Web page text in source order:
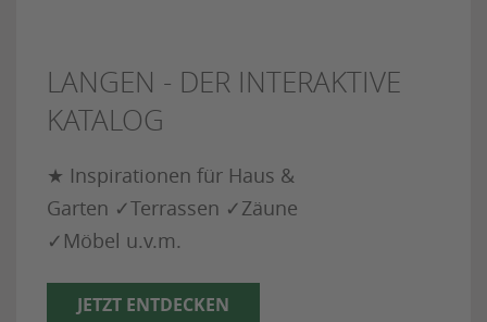
LANGEN - DER INTERAKTIVE
KATALOG
★ Inspirationen für Haus &
Garten ✓Terrassen ✓Zäune
✓Möbel u.v.m.
JETZT ENTDECKEN